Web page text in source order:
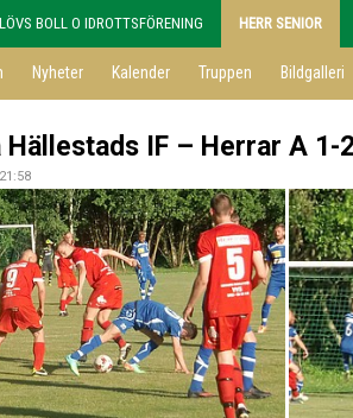
BOLL O IDROTTSFÖRENING HERR SENIOR
Nyheter Kalender Truppen Bildgalleri
Hällestads IF – Herrar A 1-